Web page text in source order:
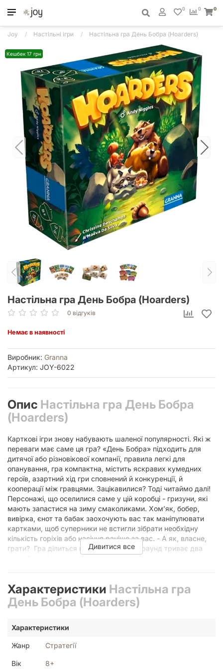
0
0 0
Joy Настільні ігри Настільна гра День Бобра (Hoarders)
Кешбек 17 грн
Настільна гра День Бобра (Hoarders)
0 відгуків
Немає в наявності
Виробник: Granna
Артикул: JOY-6022
Опис Настільна гра День Бобра
(Hoarders)
Карткові ігри знову набувають шаленої популярності. Які ж
переваги має саме ця гра? «День Бобра» підходить для
дитячої або різновікової компанії, правила легкі для
опанування, гра компактна, містить яскравих кумедних
героїв, азартний хід гри сповнений й конкуренції, й
кооперації між гравцями. Зацікавилися? Тоді читаймо далі!
Персонажі, що оселилися саме у цій коробці - гризуни, які
мають запастися на зиму смаколиками. Хом’як, бобер,
вивірка, єнот та бабак заохочують вас так маніпулювати
картками, щоб суперники не встигли зібрати необхідну
кількість горіхів або насіння раніше за вас. - А як, власне,
грати? Гра ділиться на раунди. Кожен раунд триває два
отримує маркер першого гравця. Тепер всі одночасно
роблять ставки на результат, тобто вибирають по дві
картки з тваринами та викладають їх долілиць перед
відкриває одну картку й виконує пов'язану з нею дію. -
вибрав вивірку та єнота. Відкривай свою першу картку. Це
Дивитися все
Характеристики Настільна гра
День Бобра (Hoarders)
Характеристики
Жанр Стратегії
Вік 8+